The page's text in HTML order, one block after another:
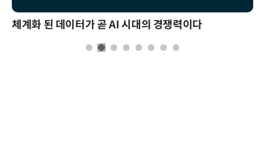
체계화 된 데이터가 곧 AI 시대의 경쟁력이다